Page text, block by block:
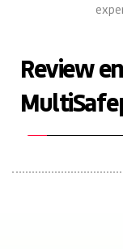
Review